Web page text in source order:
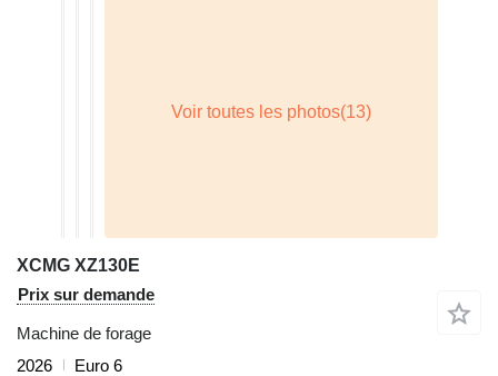
XCMG XZ130E
Prix sur demande
Machine de forage
2026
Euro 6